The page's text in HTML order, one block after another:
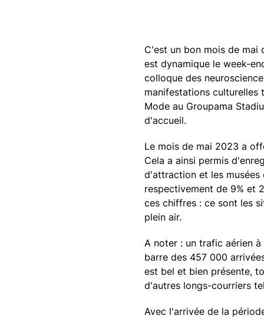
C'est un bon mois de mai
est dynamique le week-
colloque des
manifestations culturelles
Mode au Groupama
d'accueil.
Le mois de mai 2023 a
Cela a ainsi permis
d'attraction et les musées
respectivement de 9% et
ces chiffres : ce sont les
plein air.
A noter : un trafic aérien
barre des 457 000
est bel et bien présente,
d'autres longs-courriers
Avec l'arrivée de la